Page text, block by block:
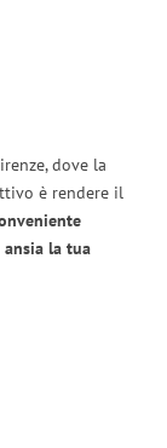
dove la
è rendere il
la tua